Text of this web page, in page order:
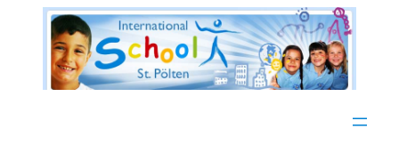
springen